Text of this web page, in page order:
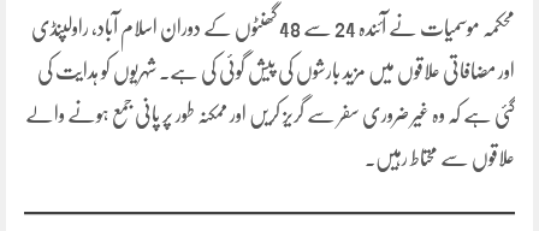
محکمہ موسمیات نے آئندہ 24 سے 48 گھنٹوں کے دوران اسلام آباد، راولپنڈی
اور مضافاتی علاقوں میں مزید بارشوں کی پیش گوئی کی ہے۔ شہریوں کو ہدایت کی
گئی ہے کہ وہ غیر ضروری سفر سے گریز کریں اور ممکنہ طور پر پانی جمع ہونے والے
علاقوں سے محتاط رہیں۔